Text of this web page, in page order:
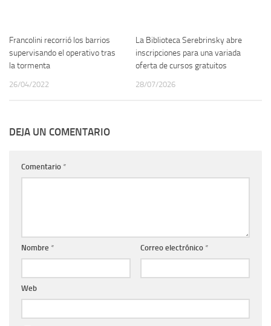
Francolini recorrió los barrios
supervisando el operativo tras
la tormenta
26/04/2022
La Biblioteca Serebrinsky abre
inscripciones para una variada
oferta de cursos gratuitos
28/07/2026
DEJA UN COMENTARIO
Comentario *
Nombre * Correo electrónico *
Web